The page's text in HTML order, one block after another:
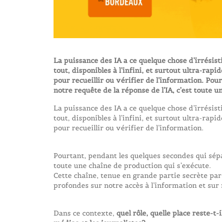
La puissance des IA a ce quelque chose
tout, disponibles à l’infini, et surtout ultra-
pour recueillir ou vérifier de l’information.
notre requête de la réponse de l’IA, c’est toute
La puissance des IA a ce quelque chose
tout, disponibles à l’infini, et surtout ultra-
pour recueillir ou vérifier de l’information.
Pourtant, pendant les quelques secondes qui
toute une chaîne de production qui s’exécute.
Cette chaîne, tenue en grande partie secrète
profondes sur notre accès à l’information et
Dans ce contexte, quel rôle, quelle place reste-